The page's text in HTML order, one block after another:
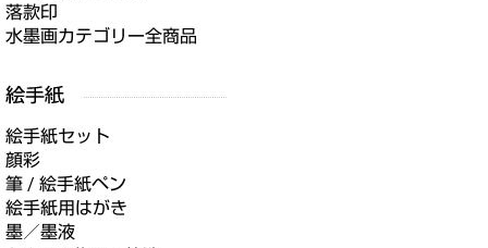
落款印
水墨画カテゴリー全商品
絵手紙セット
顔彩
筆 / 絵手紙ペン
絵手紙用はがき
墨／墨液